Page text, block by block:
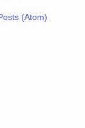
(Atom)